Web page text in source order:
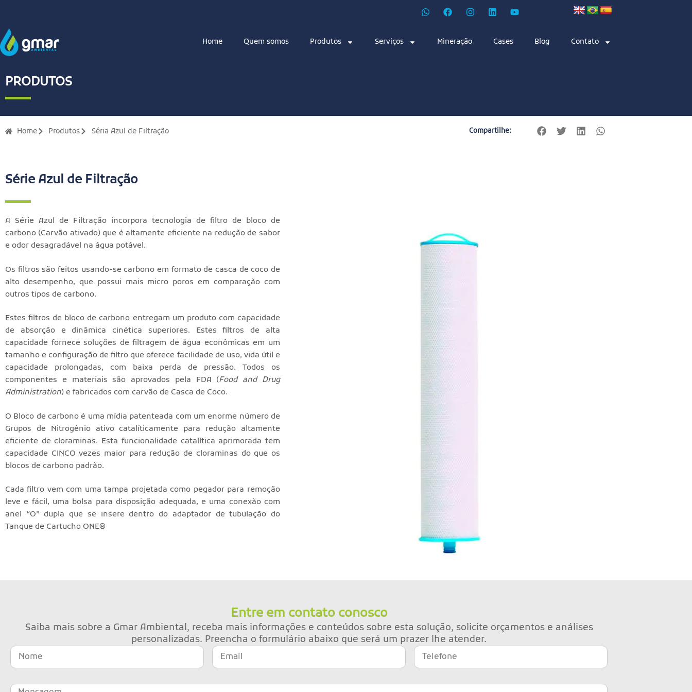
Home Quem somos Produtos Serviços Mineração Cases Blog Contato
PRODUTOS
Home Produtos Séria Azul de Filtração Compartilhe:
Série Azul de Filtração
A Série Azul de Filtração incorpora tecnologia de filtro de bloco de
carbono (Carvão ativado) que é altamente eficiente na redução de sabor
e odor desagradável na água potável.
Os filtros são feitos usando-se carbono em formato de casca de coco de
alto desempenho, que possui mais micro poros em comparação com
outros tipos de carbono.
Estes filtros de bloco de carbono entregam um produto com capacidade
de absorção e dinâmica cinética superiores. Estes filtros de alta
capacidade fornece soluções de filtragem de água econômicas em um
tamanho e configuração de filtro que oferece facilidade de uso, vida útil e
capacidade prolongadas, com baixa perda de pressão. Todos os
componentes e materiais são aprovados pela FDA (Food and Drug
Administration) e fabricados com carvão de Casca de Coco.
O Bloco de carbono é uma mídia patenteada com um enorme número de
Grupos de Nitrogênio ativo catalíticamente para redução altamente
eficiente de cloraminas. Esta funcionalidade catalítica aprimorada tem
capacidade CINCO vezes maior para redução de cloraminas do que os
blocos de carbono padrão.
Cada filtro vem com uma tampa projetada como pegador para remoção
leve e fácil, uma bolsa para disposição adequada, e uma conexão com
anel “O” dupla que se insere dentro do adaptador de tubulação do
Tanque de Cartucho ONE®
Entre em contato conosco
Saiba mais sobre a Gmar Ambiental, receba mais informações e conteúdos sobre esta solução, solicite orçamentos e análises
personalizadas. Preencha o formulário abaixo que será um prazer lhe atender.